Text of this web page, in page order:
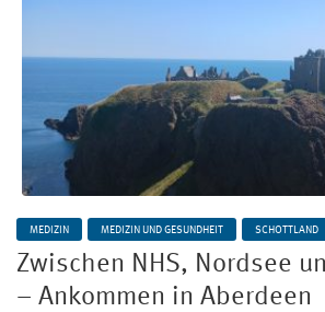
MEDIZIN MEDIZIN UND GESUNDHEIT SCHOTTLAND
Zwischen NHS, Nordsee
– Ankommen in Aberdeen